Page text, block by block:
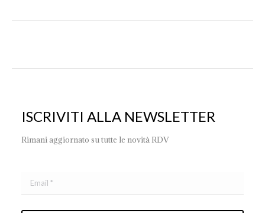
ISCRIVITI ALLA NEWSLETTER
Rimani aggiornato su tutte le novità RDV